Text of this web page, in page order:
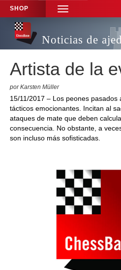
SHOP
TOGGLE
NAVIGATION
Noticias de
Artista de la
por Karsten Müller
15/11/2017 – Los peones
tácticos emocionantes. Incitan al
ataques de mate que deben
consecuencia. No obstante, a
son incluso más sofisticadas.